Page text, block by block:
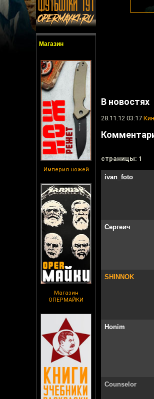
Магазин
Империя ножей
Магазин
ОПЕРМАЙКИ
В новостях
28.11.12 03:17
cтраницы: 1
ivan_foto
Сергеич
SHINNOK
Honim
Counselor